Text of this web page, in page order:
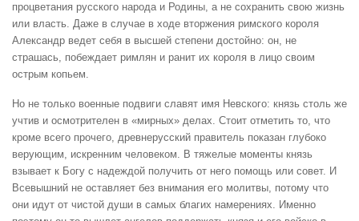
процветания русского народа и Родины, а не сохранить свою жизнь
или власть. Даже в случае в ходе вторжения римского короля
Александр ведет себя в высшей степени достойно: он, не
страшась, побеждает римлян и ранит их короля в лицо своим
острым копьем.
Но не только военные подвиги славят имя Невского: князь столь же
учтив и осмотрителен в «мирных» делах. Стоит отметить то, что
кроме всего прочего, древнерусский правитель показан глубоко
верующим, искренним человеком. В тяжелые моменты князь
взывает к Богу с надеждой получить от него помощь или совет. И
Всевышний не оставляет без внимания его молитвы, потому что
они идут от чистой души в самых благих намерениях. Именно